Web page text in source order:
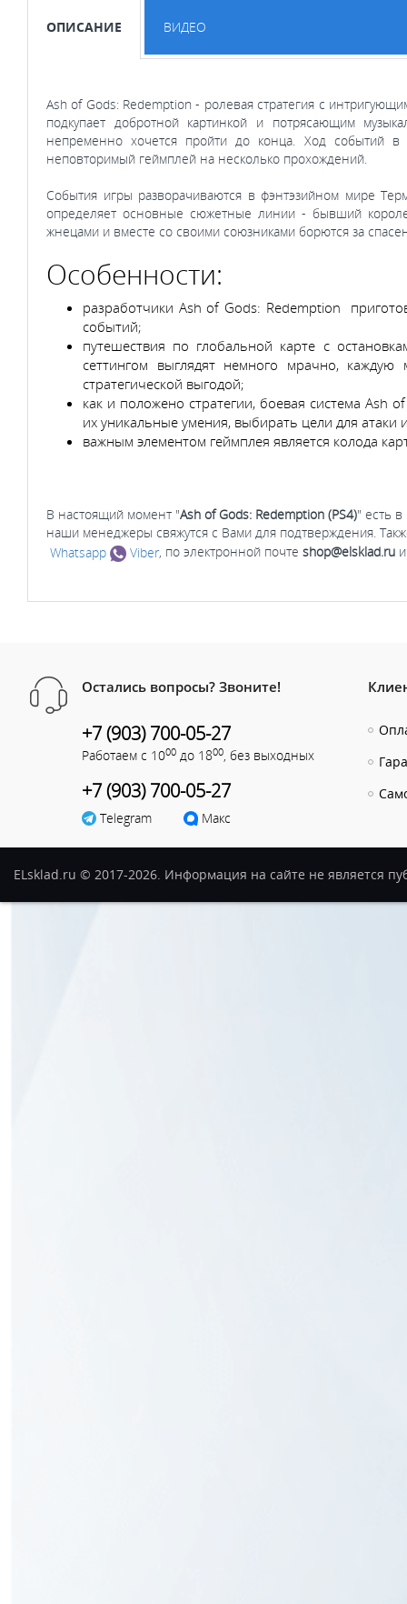
ОПИСАНИЕ ВИДЕО
Ash of Gods: Redemption - ролевая стратегия с
подкупает добротной картинкой и потрясающим
непременно хочется пройти до конца. Ход событий
неповторимый геймплей на несколько прохождений.
События игры разворачиваются в фэнтэзийном мире
определяет основные сюжетные линии - бывший
жнецами и вместе со своими союзниками борются за
Особенности:
разработчики Ash of Gods: Redemption
событий;
путешествия по глобальной карте с
сеттингом выглядят немного мрачно,
стратегической выгодой;
как и положено стратегии, боевая система Ash
их уникальные умения, выбирать цели для
важным элементом геймплея является колода
В настоящий момент "Ash of Gods: Redemption (PS4)" есть
наши менеджеры свяжутся с Вами для подтверждения.
Whatsapp
Viber, по электронной почте shop@elsklad.ru
Остались вопросы? Звоните!
+7 (903) 700-05-27
Работаем с 1000 до 1800, без выходных
+7 (903) 700-05-27
Telegram Макс
ELsklad.ru © 2017-2026. Информация на сайте не является